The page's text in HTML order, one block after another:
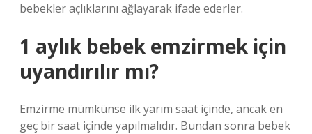
bebekler açlıklarını ağlayarak ifade ederler.
1 aylık bebek emzirmek için
uyandırılır mı?
Emzirme mümkünse ilk yarım saat içinde, ancak en
geç bir saat içinde yapılmalıdır. Bundan sonra bebek